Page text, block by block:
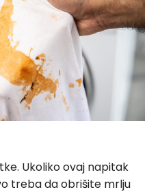
Ukoliko ovaj napitak
treba da obrišite mrlju